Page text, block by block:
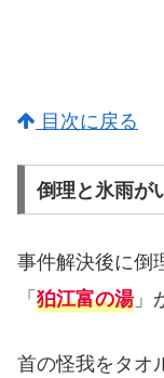
目次に戻る
倒理と氷雨が
事件解決後に倒
「狛江富の湯」
首の怪我をタオ